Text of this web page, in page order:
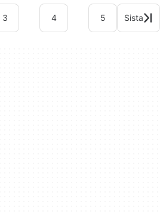
3 4 5 Sista